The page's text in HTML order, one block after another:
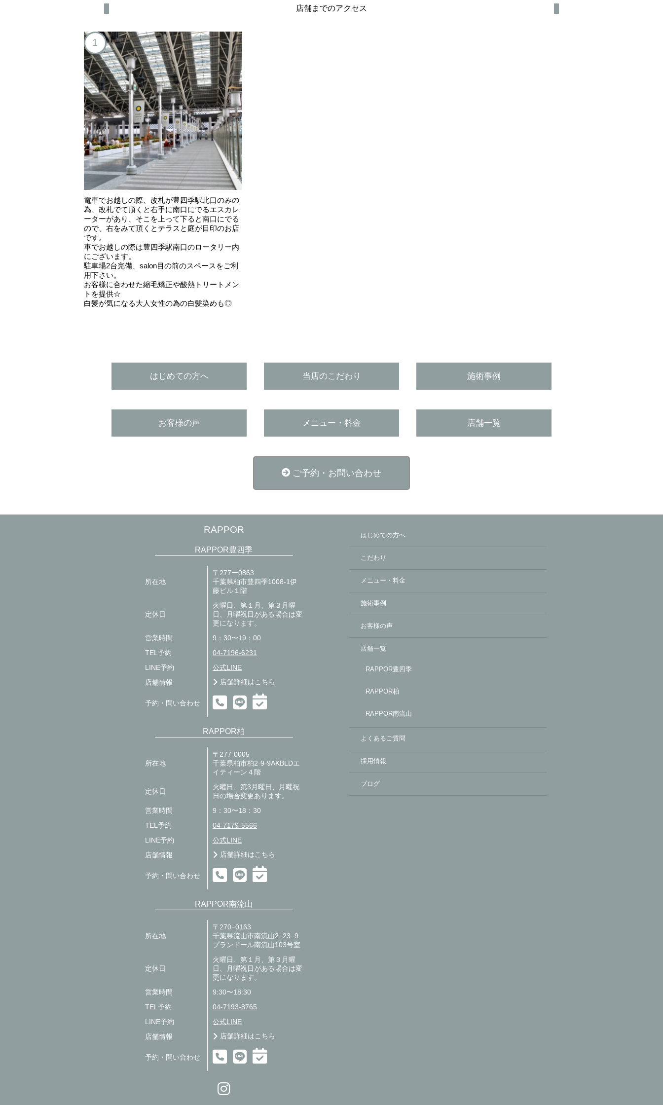
店舗までのアクセス
1
電車でお越しの際、改札が豊四季駅北口のみの
為、改札でて頂くと右手に南口にでるエスカレ
ーターがあり、そこを上って下ると南口にでる
ので、右をみて頂くとテラスと庭が目印のお店
です。
車でお越しの際は豊四季駅南口のロータリー内
にございます。
駐車場2台完備、salon目の前のスペースをご利
用下さい。
お客様に合わせた縮毛矯正や酸熱トリートメン
トを提供☆
白髪が気になる大人女性の為の白髪染めも◎
はじめての方へ 当店のこだわり 施術事例
お客様の声 メニュー・料金 店舗一覧
ご予約・お問い合わせ
RAPPOR
RAPPOR豊四季
所在地
〒277ー0863
千葉県柏市豊四季1008-1伊
藤ビル１階
定休日
火曜日、第１月、第３月曜
日、月曜祝日がある場合は変
更になります。
営業時間
9：30〜19：00
TEL予約
04-7196-6231
LINE予約
公式LINE
店舗情報
店舗詳細はこちら
予約・問い合わせ
RAPPOR柏
所在地
〒277-0005
千葉県柏市柏2-9-9AKBLDエ
イティーン４階
定休日
火曜日、第3月曜日、月曜祝
日の場合変更あります。
営業時間
9：30〜18：30
TEL予約
04-7179-5566
LINE予約
公式LINE
店舗情報
店舗詳細はこちら
予約・問い合わせ
RAPPOR南流山
所在地
〒270−0163
千葉県流山市南流山2−23−9
プランドール南流山103号室
定休日
火曜日、第１月、第３月曜
日、月曜祝日がある場合は変
更になります。
営業時間
9:30〜18:30
TEL予約
04-7193-8765
LINE予約
公式LINE
店舗情報
店舗詳細はこちら
予約・問い合わせ
はじめての方へ
こだわり
メニュー・料金
施術事例
お客様の声
店舗一覧
RAPPOR豊四季
RAPPOR柏
RAPPOR南流山
よくあるご質問
採用情報
ブログ